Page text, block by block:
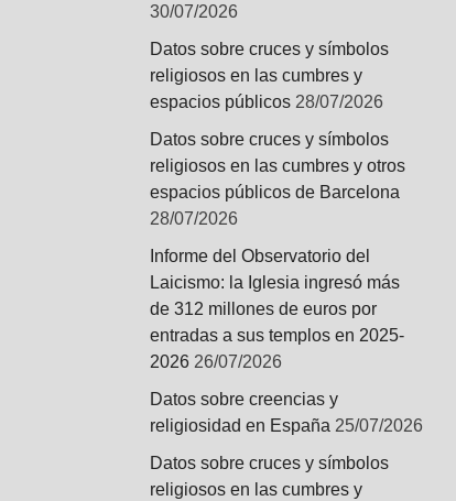
30/07/2026
Datos sobre cruces y símbolos
religiosos en las cumbres y
espacios públicos 28/07/2026
Datos sobre cruces y símbolos
religiosos en las cumbres y otros
espacios públicos de Barcelona
28/07/2026
Informe del Observatorio del
Laicismo: la Iglesia ingresó más
de 312 millones de euros por
entradas a sus templos en 2025-
2026 26/07/2026
Datos sobre creencias y
religiosidad en España 25/07/2026
Datos sobre cruces y símbolos
religiosos en las cumbres y